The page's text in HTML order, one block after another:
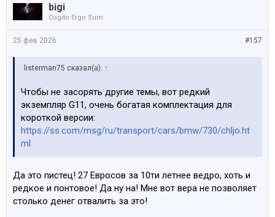
bigi
Cogito Ergo Sum
#157
25 фев 2026
listerman75 сказал(а): ↑
Чтобы не засорять другие темы, вот редкий
экземпляр G11, очень богатая комплектация для
короткой версии:
https://ss.com/msg/ru/transport/cars/bmw/730/chljo.ht
ml
Да это пистец! 27 Евросов за 10ти летнее ведро, хоть и
редкое и понтовое! Да ну на! Мне вот вера не позволяет
столько денег отвалить за это!